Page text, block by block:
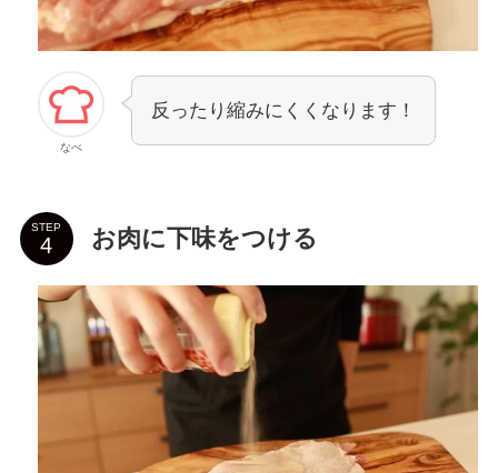
なべ
反ったり縮みにくくなります！
STEP お肉に下味をつける